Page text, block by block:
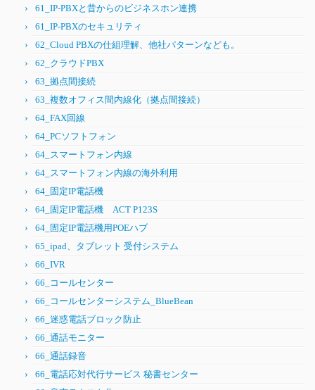
61_IP-PBXと昔からのビジネスホン連携
61_IP-PBXのセキュリティ
62_Cloud PBXの仕組理解、他社パターンなども。
62_クラウドPBX
63_拠点間接続
63_複数オフィス間内線化（拠点間接続）
64_FAX回線
64_PCソフトフォン
64_スマートフォン内線
64_スマートフォン内線の海外利用
64_固定IP電話機
64_固定IP電話機 ACT P123S
64_固定IP電話機用POEハブ
65_ipad、タブレット 受付システム
66_IVR
66_コールセンター
66_コールセンターシステム_BlueBean
66_迷惑電話ブロック防止
66_通話モニター
66_通話録音
66_電話応対代行サービス 秘書センター